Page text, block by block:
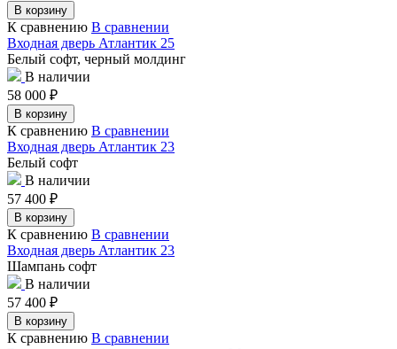
В корзину
К сравнению В сравнении
Входная дверь Атлантик 25
Белый софт, черный молдинг
В наличии
58 000 ₽
В корзину
К сравнению В сравнении
Входная дверь Атлантик 23
Белый софт
В наличии
57 400 ₽
В корзину
К сравнению В сравнении
Входная дверь Атлантик 23
Шампань софт
В наличии
57 400 ₽
В корзину
К сравнению В сравнении